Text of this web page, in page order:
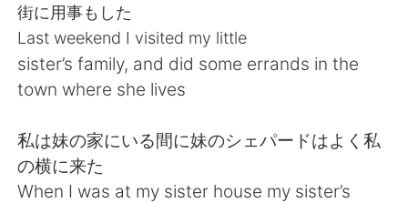
ไทย
简体中文
繁體中文 Español
العربية Français
街に用事もした
Last weekend I visited my little
sister’s family, and did some errands in the
town where she lives
私は妹の家にいる間に妹のシェパードはよく私
の横に来た
When I was at my sister house my sister’s